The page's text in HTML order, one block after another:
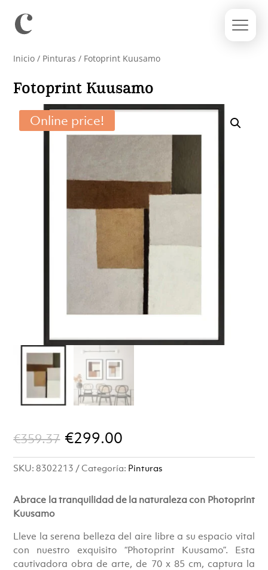
Inicio / Pinturas / Fotoprint Kuusamo
Fotoprint Kuusamo
Online price!
€359.37 El
precio
original
era:
€359.37.
€299.00
precio
es:
€299.00.
SKU: 8302213 Categoría: Pinturas
Abrace la tranquilidad de la naturaleza con Photoprint
Kuusamo
Lleve la serena belleza del aire libre a su espacio vital
con nuestro exquisito “Photoprint Kuusamo”. Esta
cautivadora obra de arte, de 70 x 85 cm, captura la